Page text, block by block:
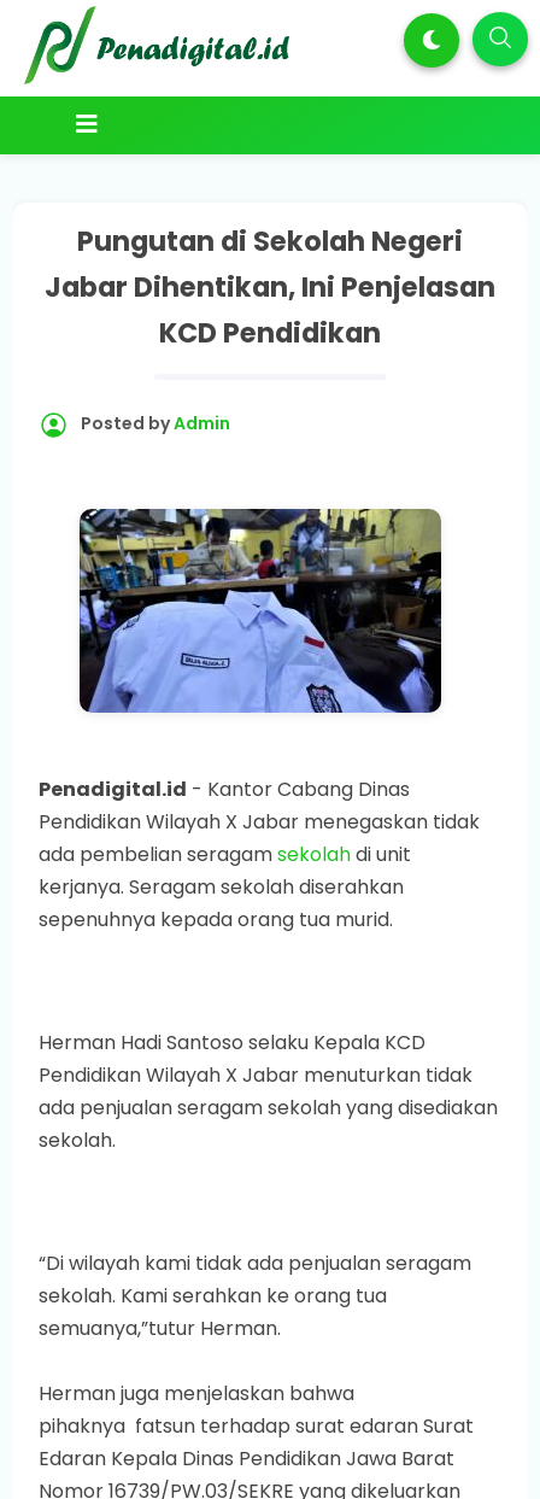
Pungutan di Sekolah Negeri
Jabar Dihentikan, Ini Penjelasan
KCD Pendidikan
Posted byAdmin
Penadigital.id - Kantor Cabang Dinas
Pendidikan Wilayah X Jabar menegaskan tidak
ada pembelian seragamsekolahdi unit
kerjanya. Seragam sekolah diserahkan
sepenuhnya kepada orang tua murid.
Herman Hadi Santoso selaku Kepala KCD
Pendidikan Wilayah X Jabar menuturkan tidak
ada penjualan seragam sekolah yang disediakan
sekolah.
“Di wilayah kami tidak ada penjualan seragam
sekolah. Kami serahkan ke orang tua
semuanya,”tutur Herman.
Herman juga menjelaskan bahwa
pihaknya fatsun terhadap surat edaran Surat
Edaran Kepala Dinas Pendidikan Jawa Barat
Nomor 16739/PW.03/SEKRE yang dikeluarkan